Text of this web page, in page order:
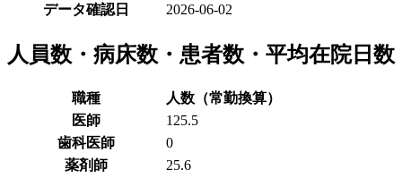
データ確認日
2026-06-02
人員数・病床数・患者数・平均在院日数
職種
人数（常勤換算）
医師
125.5
歯科医師
0
薬剤師
25.6